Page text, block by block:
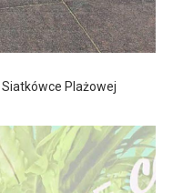
Plażowej